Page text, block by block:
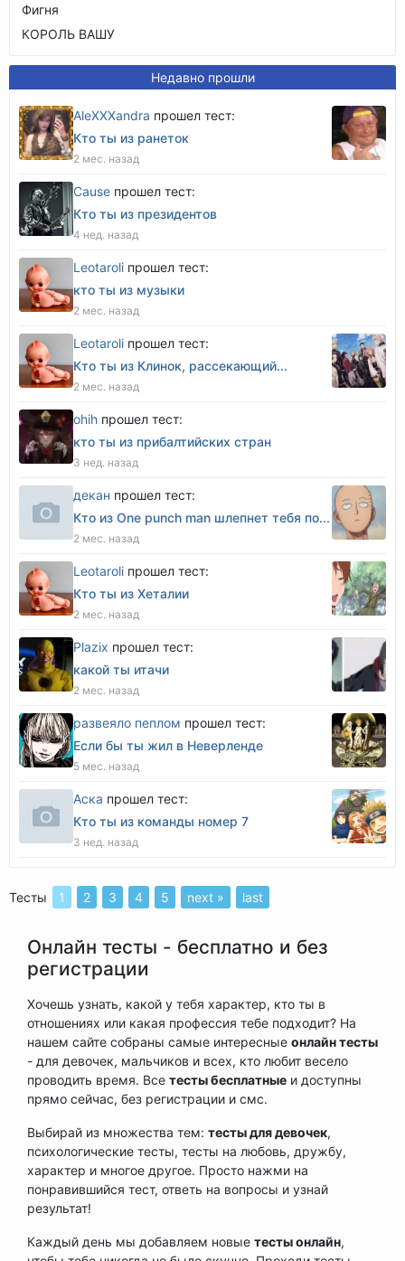
Фигня
КОРОЛЬ ВАШУ
Недавно прошли
AleXXXandra прошел тест:
Кто ты из ранеток
2 мес. назад
Cause прошел тест:
Кто ты из президентов
4 нед. назад
Leotaroli прошел тест:
кто ты из музыки
2 мес. назад
Leotaroli прошел тест:
Кто ты из Клинок, рассекающий...
2 мес. назад
оhih прошел тест:
кто ты из прибалтийских стран
3 нед. назад
декан прошел тест:
Кто из One punch man шлепнет тебя по...
2 мес. назад
Leotaroli прошел тест:
Кто ты из Хеталии
2 мес. назад
Plazix прошел тест:
какой ты итачи
2 мес. назад
развеяло пеплом прошел тест:
Если бы ты жил в Неверленде
5 мес. назад
Аска прошел тест:
Кто ты из команды номер 7
3 нед. назад
Тесты 1 2 3 4 5 next » last
Онлайн тесты - бесплатно и без
регистрации
Хочешь узнать, какой у тебя характер, кто ты в
отношениях или какая профессия тебе подходит? На
нашем сайте собраны самые интересные онлайн тесты
- для девочек, мальчиков и всех, кто любит весело
проводить время. Все тесты бесплатные и доступны
прямо сейчас, без регистрации и смс.
Выбирай из множества тем: тесты для девочек,
психологические тесты, тесты на любовь, дружбу,
характер и многое другое. Просто нажми на
понравившийся тест, ответь на вопросы и узнай
результат!
Каждый день мы добавляем новые тесты онлайн,